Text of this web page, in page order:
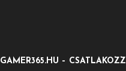
GAMER365.HU –